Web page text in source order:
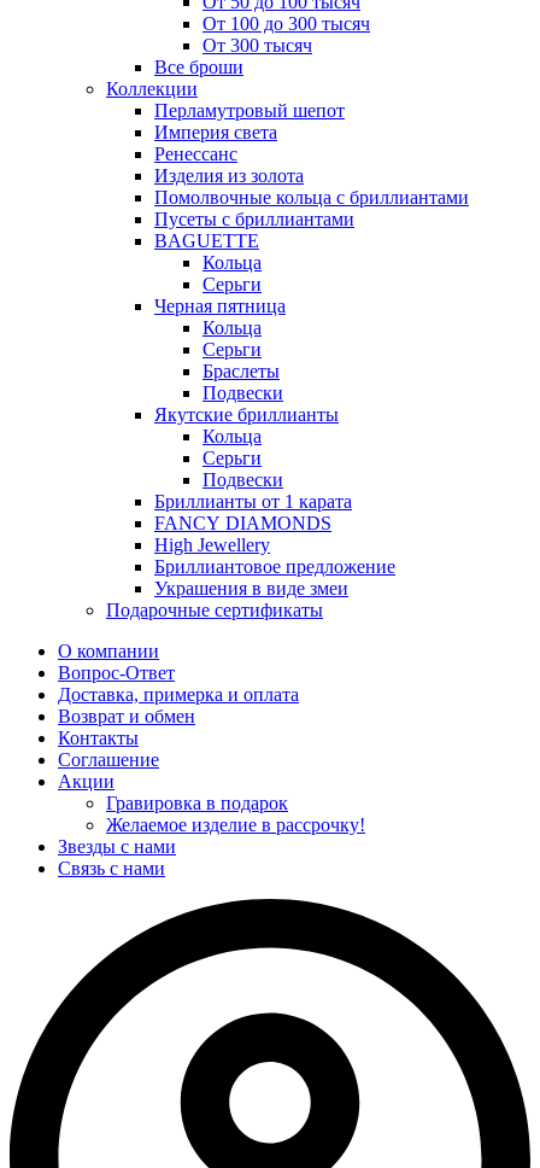
От 100 до 300 тысяч
От 300 тысяч
Все броши
Коллекции
Перламутровый шепот
Империя света
Ренессанс
Изделия из золота
Помолвочные кольца с бриллиантами
Пусеты с бриллиантами
BAGUETTE
Кольца
Серьги
Черная пятница
Кольца
Серьги
Браслеты
Подвески
Якутские бриллианты
Кольца
Серьги
Подвески
Бриллианты от 1 карата
FANCY DIAMONDS
High Jewellery
Бриллиантовое предложение
Украшения в виде змеи
Подарочные сертификаты
О компании
Вопрос-Ответ
Доставка, примерка и оплата
Возврат и обмен
Контакты
Соглашение
Акции
Гравировка в подарок
Желаемое изделие в рассрочку!
Звезды с нами
Связь с нами